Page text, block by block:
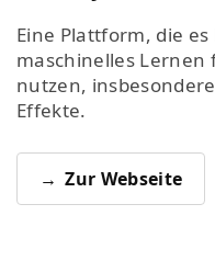
Eine Plattform, die
maschinelles Lernen
nutzen,
Effekte.
Zur Webseite